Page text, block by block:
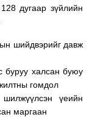
дугаар зүйлийн
шийдвэрийг давж
буруу халсан буюу
гомдол
үеийн
маргаан